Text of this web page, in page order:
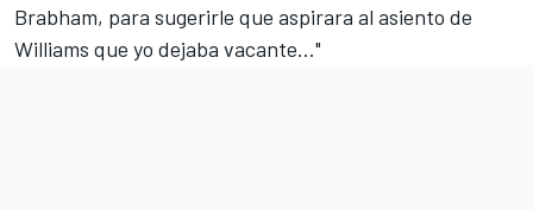
Brabham, para sugerirle que aspirara al asiento de
Williams que yo dejaba vacante…"